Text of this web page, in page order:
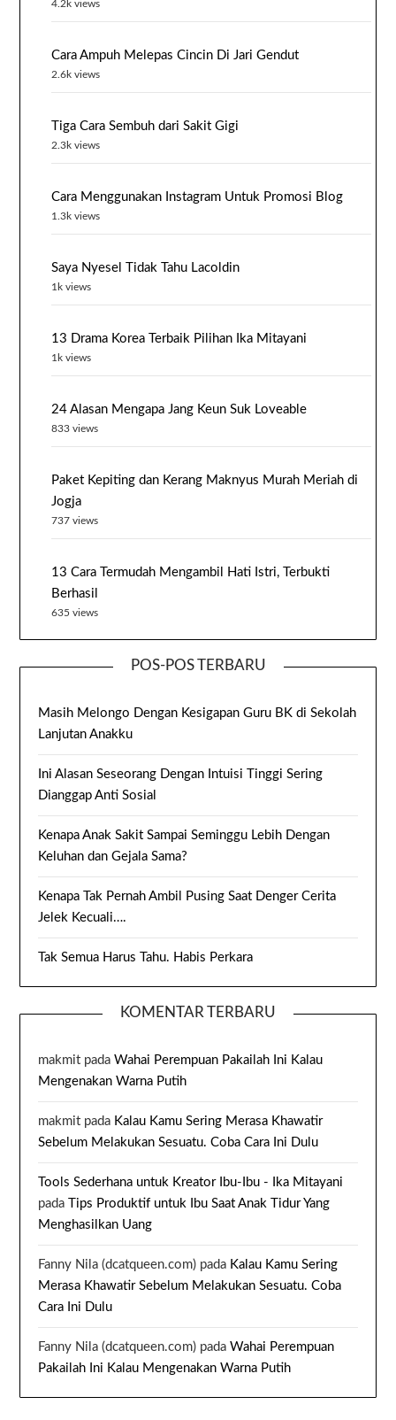
4.2k views
Cara Ampuh Melepas Cincin Di Jari Gendut
2.6k views
Tiga Cara Sembuh dari Sakit Gigi
2.3k views
Cara Menggunakan Instagram Untuk Promosi Blog
1.3k views
Saya Nyesel Tidak Tahu Lacoldin
1k views
13 Drama Korea Terbaik Pilihan Ika Mitayani
1k views
24 Alasan Mengapa Jang Keun Suk Loveable
833 views
Paket Kepiting dan Kerang Maknyus Murah Meriah di
Jogja
737 views
13 Cara Termudah Mengambil Hati Istri, Terbukti
Berhasil
635 views
POS-POS TERBARU
Masih Melongo Dengan Kesigapan Guru BK di Sekolah
Lanjutan Anakku
Ini Alasan Seseorang Dengan Intuisi Tinggi Sering
Dianggap Anti Sosial
Kenapa Anak Sakit Sampai Seminggu Lebih Dengan
Keluhan dan Gejala Sama?
Kenapa Tak Pernah Ambil Pusing Saat Denger Cerita
Jelek Kecuali….
Tak Semua Harus Tahu. Habis Perkara
KOMENTAR TERBARU
makmit padaWahai Perempuan Pakailah Ini Kalau
Mengenakan Warna Putih
makmit pada Kalau Kamu Sering Merasa Khawatir
Sebelum Melakukan Sesuatu. Coba Cara Ini Dulu
Tools Sederhana untuk Kreator Ibu-Ibu - Ika Mitayani
padaTips Produktif untuk Ibu Saat Anak Tidur Yang
Menghasilkan Uang
Fanny Nila (dcatqueen.com) pada Kalau Kamu Sering
Merasa Khawatir Sebelum Melakukan Sesuatu. Coba
Cara Ini Dulu
Fanny Nila (dcatqueen.com) padaWahai Perempuan
Pakailah Ini Kalau Mengenakan Warna Putih